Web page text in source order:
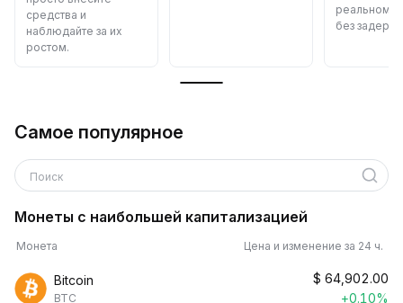
средства и
наблюдайте за их
ростом.
реальном
без
Самое популярное
Поиск
Монеты с наибольшей капитализацией
Монета Цена и изменение за 24 ч.
Bitcoin
BTC
$ 64,902.00
+0.10%